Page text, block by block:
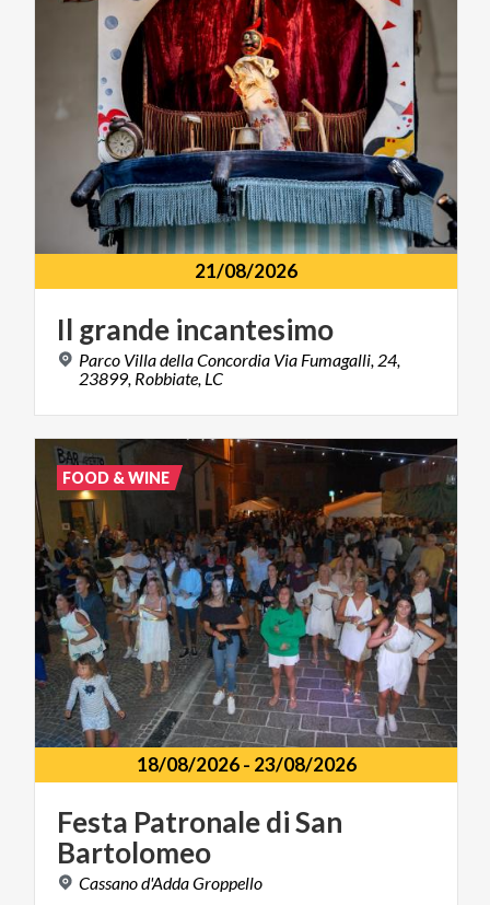
21/08/2026
Il grande incantesimo
Parco Villa della Concordia Via Fumagalli, 24,
23899, Robbiate, LC
18/08/2026- 23/08/2026
Festa PatronalediSan
Bartolomeo
Cassanod'AddaGroppello
FOOD & WINE